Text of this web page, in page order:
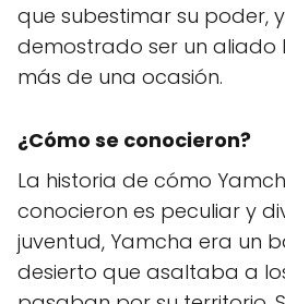
que subestimar su poder,
demostrado ser un aliado
más de una ocasión.
¿Cómo se conocieron?
La historia de cómo
conocieron es peculiar y
juventud, Yamcha era un
desierto que asaltaba a